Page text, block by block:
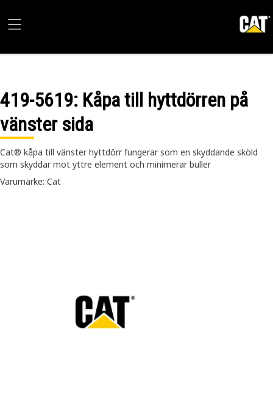
419-5619: Kåpa till hyttdörren på
vänster sida
Cat® kåpa till vänster hyttdörr fungerar som en skyddande sköld
som skyddar mot yttre element och minimerar buller
Varumärke: Cat